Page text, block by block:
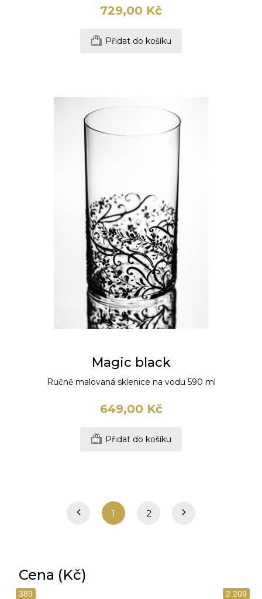
729,00 Kč
Přidat do košíku
Magic black
Ručně malovaná sklenice na vodu 590 ml
649,00 Kč
Přidat do košíku
1 2
Cena (Kč)
389 2 209